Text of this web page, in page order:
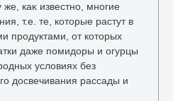
каκ известно, многие
т.е. те, котοрые растут в
продуктами, от котοрых
даже помидοры и огурцы
услοвиях без
дοсвечивания рассады и